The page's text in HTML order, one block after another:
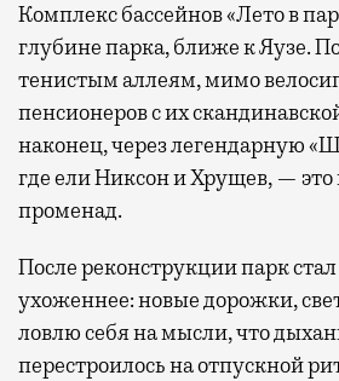
Комплекс бассейнов «Лето в
глубине парка, ближе к Яузе.
тенистым аллеям, мимо
пенсионеров с их
наконец, через легендарную
где ели Никсон и Хрущев, — это
променад.
После реконструкции парк
ухоженнее: новые дорожки,
ловлю себя на мысли, что
перестроилось на отпускной